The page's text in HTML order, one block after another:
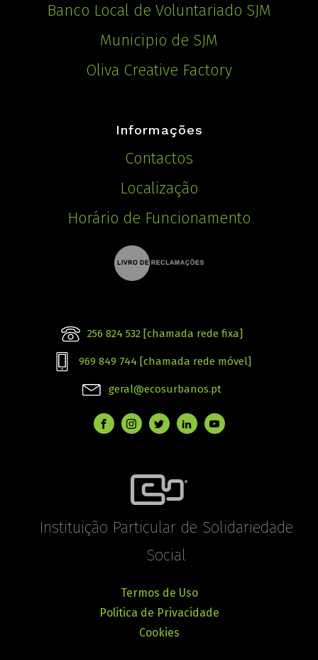
Banco Local de Voluntariado SJM
Municipio de SJM
Oliva Creative Factory
Informações
Contactos
Localização
Horário de Funcionamento
256 824 532 [chamada rede fixa]
969 849 744 [chamada rede móvel]
geral@ecosurbanos.pt
Instituição Particular de Solidariedade
Social
Termos de Uso
Politica de Privacidade
Cookies